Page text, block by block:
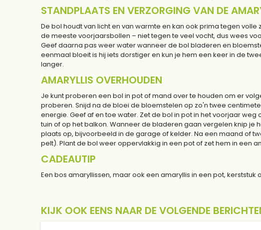
STANDPLAATS EN VERZORGING VAN DE
De bol houdt van licht en van warmte en kan ook prima tegen
de meeste voorjaarsbollen – niet tegen te veel vocht, dus wees
Geef daarna pas weer water wanneer de bol bladeren en
eenmaal bloeit is hij iets dorstiger en kun je hem een keer in de
langer.
AMARYLLIS OVERHOUDEN
Je kunt proberen een bol in pot of mand over te houden om er
proberen. Snijd na de bloei de bloemstelen op zo'n twee
energie. Geef af en toe water. Zet de bol in pot in het voorjaar
tuin of op het balkon. Wanneer de bladeren gaan vergelen knip
plaats op, bijvoorbeeld in de garage of kelder. Na een maand of
pelt). Plant de bol weer oppervlakkig in een pot of zet hem in een
CADEAUTIP
Een bos amaryllissen, maar ook een amaryllis in een pot,
KIJK OOK EENS NAAR DE VOLGENDE